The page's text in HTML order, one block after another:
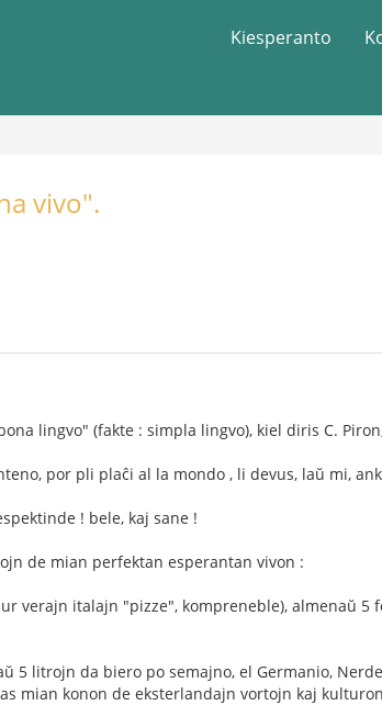
Kiesperanto
vivo".
lingvo" (fakte : simpla lingvo), kiel diris C.
por pli plaĉi al la mondo , li devus, laŭ mi,
! bele, kaj sane !
de mian perfektan esperantan vivon :
verajn italajn "pizze", kompreneble), almenaŭ 5
5 litrojn da biero po semajno, el Germanio,
mian konon de eksterlandajn vortojn kaj